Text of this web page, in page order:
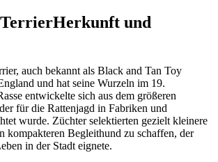
Herkunft und
auch bekannt als Black and Tan Toy
und hat seine Wurzeln im 19.
entwickelte sich aus dem größeren
für die Rattenjagd in Fabriken und
wurde. Züchter selektierten gezielt kleinere
kompakteren Begleithund zu schaffen, der
in der Stadt eignete.